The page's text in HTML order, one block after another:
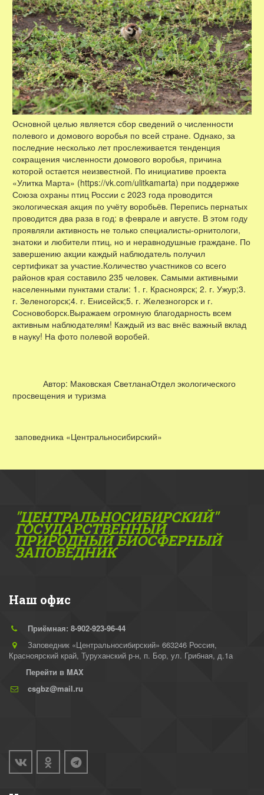
Основной целью является сбор сведений о численности
полевого и домового воробья по всей стране. Однако, за
последние несколько лет прослеживается тенденция
сокращения численности домового воробья, причина
которой остается неизвестной. По инициативе проекта
«Улитка Марта» (https://vk.com/ulitkamarta) при поддержке
Союза охраны птиц России с 2023 года проводится
экологическая акция по учёту воробьёв. Перепись пернатых
проводится два раза в год: в феврале и августе. В этом году
проявляли активность не только специалисты-орнитологи,
знатоки и любители птиц, но и неравнодушные граждане. По
завершению акции каждый наблюдатель получил
сертификат за участие.Количество участников со всего
районов края составило 235 человек. Самыми активными
населенными пунктами стали: 1. г. Красноярск; 2. г. Ужур;3.
г. Зеленогорск;4. г. Енисейск;5. г. Железногорск и г.
Сосновоборск.Выражаем огромную благодарность всем
активным наблюдателям! Каждый из вас внёс важный вклад
в науку! На фото полевой воробей.
Автор: Маковская СветланаОтдел экологического
просвещения и туризма
заповедника «Центральносибирский»
"ЦЕНТРАЛЬНОСИБИРСКИЙ"
ГОС­УДАРСТВЕННЫЙ
ПРИРОДНЫЙ БИОСФЕРНЫЙ
ЗАПОВЕДНИК
Наш офис
Приёмная: 8-902-923-96-44
Заповедник «Центральносибирский» 663246 Россия,
Красноярский край, Туруханский р-н, п. Бор, ул. Грибная, д.1а
Перейти в MAX
csgbz@mail.ru